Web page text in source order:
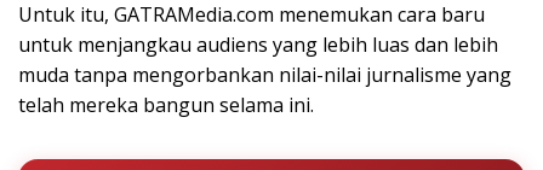
Untuk itu, GATRAMedia.com menemukan cara baru
untuk menjangkau audiens yang lebih luas dan lebih
muda tanpa mengorbankan nilai-nilai jurnalisme yang
telah mereka bangun selama ini.